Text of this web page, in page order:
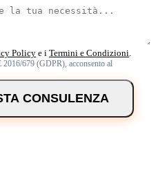
Policy e i Termini e Condizioni.
679 (GDPR), acconsento al
CONSULENZA